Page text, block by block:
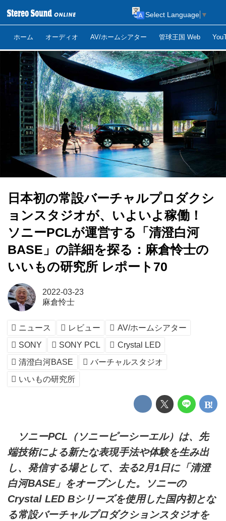
ホーム オーディオ AV/ホームシアター 管球王国 Web
Select Language ▼
日本初の常設バーチャルプロダクシ
ョンスタジオが、いよいよ稼働！
ソニーPCLが運営する「清澄白河
BASE」の詳細を探る：麻倉怜士の
いいもの研究所 レポート70
2022-03-23
麻倉怜士
ニュース レビュー
AV/ホームシアター
SONY
SONY PCL
Crystal LED
清澄白河BASE
バーチャルスタジオ
いいもの研究所
ソニーPCL（ソニーピーシーエル）は、先
端技術による新たな表現手法や体験を生み出
し、発信する場として、去る2月1日に「清澄
白河BASE」をオープンした。ソニーの
Crystal LED Bシリーズを使用した国内初とな
る常設バーチャルプロダクションスタジオを